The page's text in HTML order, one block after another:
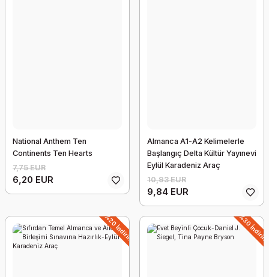
Salkım 13x21 Defter Renk Füme
20,00 EUR
National Anthem Ten
Continents Ten Hearts
7,75 EUR
6,20 EUR
Almanca A1-A2 Kelimelerle
Başlangıç Delta Kültür Yayınevi
Eylül Karadeniz Araç
10,93 EUR
9,84 EUR
%20 İndirim %30 İndirim